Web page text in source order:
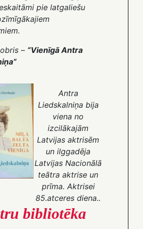
pie latgaliešu
– “Vienīgā Antra
Antra
Liedskalniņa bija
viena no
izcilākajām
Latvijas aktrisēm
un ilggadēja
Latvijas Nacionālā
teātra aktrise un
prīma. Aktrisei
85.atceres diena..
bibliotēka